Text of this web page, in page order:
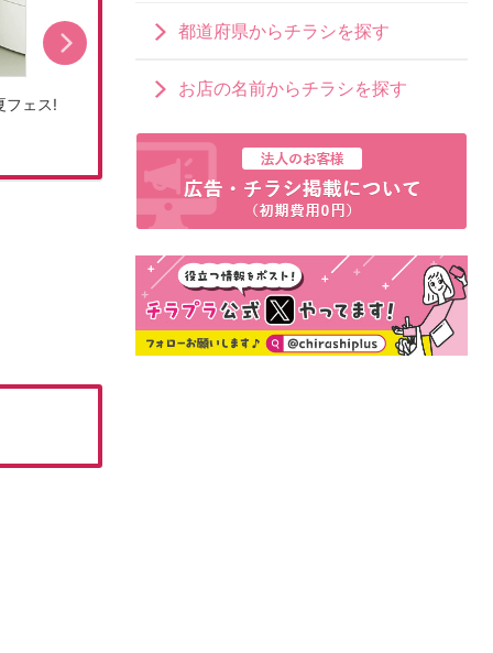
フェス! エディオンサマーバーゲン決算夏フェス!
都道府県からチラシを探す
お店の名前からチラシを探す